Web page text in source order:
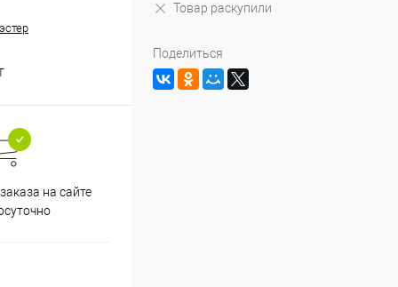
на сайте
Товар раскупили
Поделиться